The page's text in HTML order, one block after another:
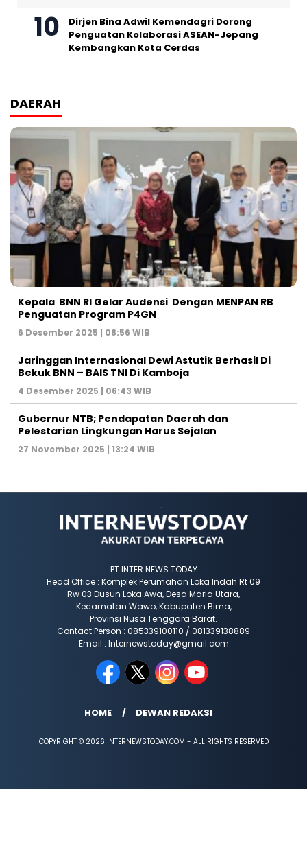
Dirjen Bina Adwil Kemendagri Dorong
Penguatan Kolaborasi ASEAN-Jepang
Kembangkan Kota Cerdas
DAERAH
Kepala BNN RI Gelar Audensi Dengan MENPAN RB
Penguatan Program P4GN
6 Desember 2025 | 08:56 WIB
Jaringgan Internasional Dewi Astutik Berhasil Di
Bekuk BNN – BAIS TNI Di Kamboja
4 Desember 2025 | 06:43 WIB
Gubernur NTB; Pendapatan Daerah dan
Pelestarian Lingkungan Harus Sejalan
27 November 2025 | 13:24 WIB
PT.INTER NEWS TODAY
Head Office : Komplek Perumahan Loka Indah Rt 09
Rw 03 Dusun Loka Awa, Desa Maria Utara,
Kecamatan Wawo, Kabupaten Bima,
Provinsi Nusa Tenggara Barat.
Contact Person : 085339100110 / 081339138889
Email : Internewstoday@gmail.com
HOME DEWAN REDAKSI
COPYRIGHT © 2026 INTERNEWSTODAY.COM - ALL RIGHTS RESERVED